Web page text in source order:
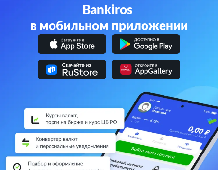
Bankiros
в мобильном приложении